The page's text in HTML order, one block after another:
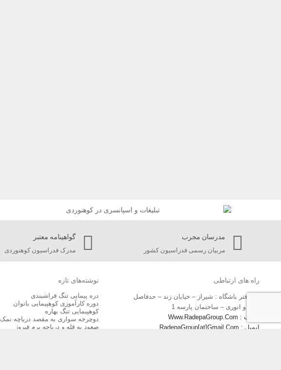
مدرسان مجرب
مربیان رسمی فدراسیون کشور
گواهینامه معتبر
مدرک فدراسیون کوهنوردی
راه های ارتباطی
دفتر باشگاه : شیراز – خیابان زند – حدفاصل
خیام و انوری – ساختمان پارسه 1
سایت : Www.RadepaGroup.Com
ایمیل : RadepaGroup[at]Gmail.Com
نوشته‌های تازه
دره پیمایی تنگ فراشبندی
دوره کارآموزی کوهپیمایی بانوان
کوهپیمایی تنگ بهاره
دوچرخه سواری به مقصد دریاچه نمک
صعود به قله و دریاچه برم فیروز